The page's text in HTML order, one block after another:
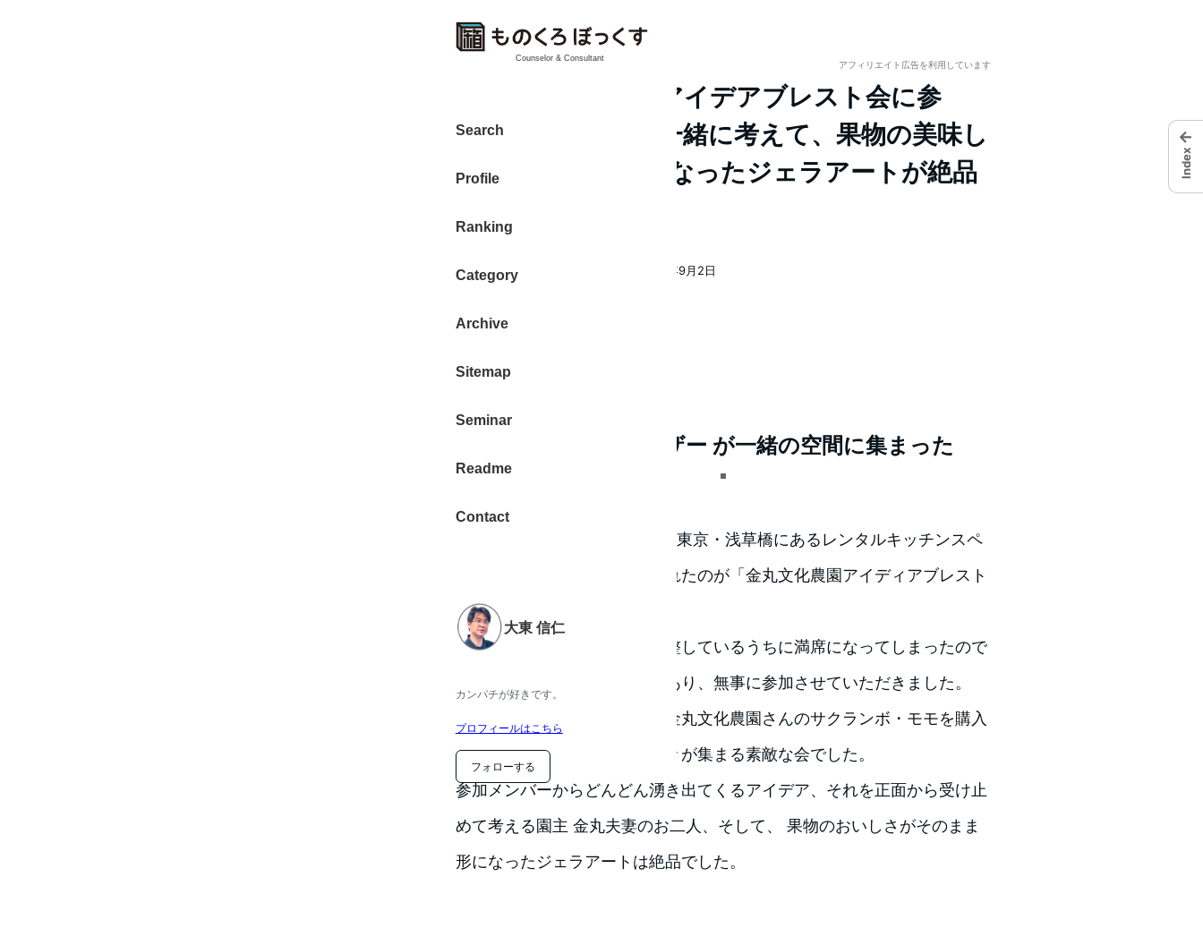
Counselor & Consultant
Search
Profile
Ranking
Category
Archive
Sitemap
Seminar
Readme
Contact
大東 信仁
カンパチが好きです。
プロフィールはこちら
フォローする
アフィリエイト広告を利用しています
金丸文化農園さんアイデアブレスト会に参
加、農園の未来を一緒に考えて、果物の美味し
さが ぎゅっと形になったジェラアートが絶品
2017年9月2日
著
大東 信仁（ものくろ）
作る農園 と 買うユーザー が一緒の空間に集まった
2017年9月2日 土曜日の午後、東京・浅草橋にあるレンタルキッチンスペ
ース Kitchen Beeにて開催されたのが「金丸文化農園アイディアブレスト
大会」です。
参加しようとスケジュール調整しているうちに満席になってしまったので
すが、当日キャンセルの方があり、無事に参加させていただきました。
このアイディアブレスト会、金丸文化農園さんのサクランボ・モモを購入
し、おいしさに魅了された方々が集まる素敵な会でした。
参加メンバーからどんどん湧き出てくるアイデア、それを正面から受け止
めて考える園主 金丸夫妻のお二人、そして、 果物のおいしさがそのまま
形になったジェラアートは絶品でした。
←
Index